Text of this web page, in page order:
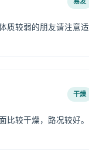
质较弱的朋友请注意适
干燥
比较干燥，路况较好。